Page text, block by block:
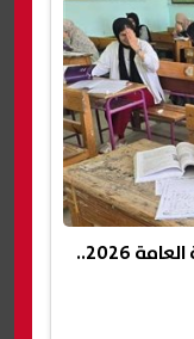
مفاجآت في جدول امتحانات الثانوية العامة 2026..